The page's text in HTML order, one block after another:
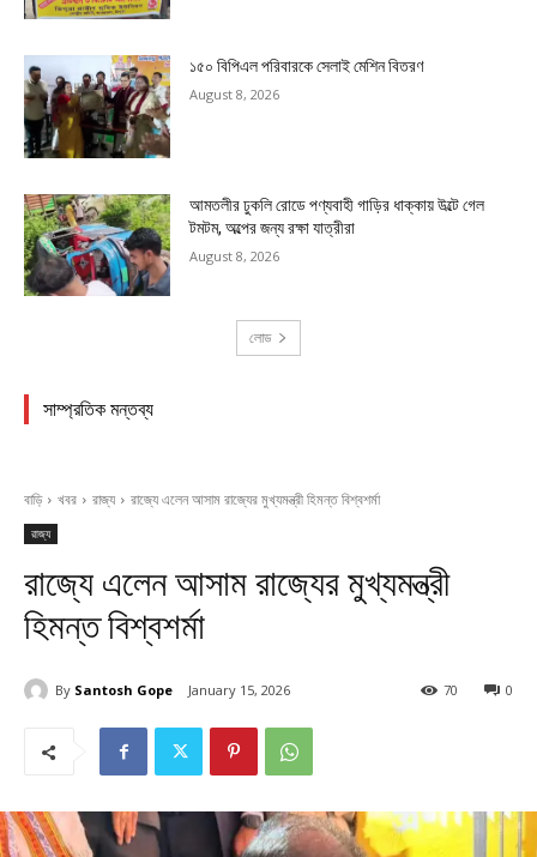
১৫০ বিপিএল পরিবারকে সেলাই মেশিন বিতরণ
August 8, 2026
আমতলীর ঢুকলি রোডে পণ্যবাহী গাড়ির ধাক্কায় উল্টে গেল
টমটম, অল্পের জন্য রক্ষা যাত্রীরা
August 8, 2026
লোড
সাম্প্রতিক মন্তব্য